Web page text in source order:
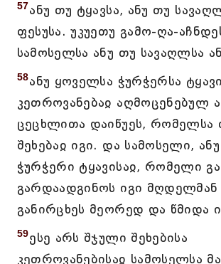
57ანუ თუ ტყავსა, ანუ თუ
ფესუსა. უკუეთუ გამო-ღა-
სამოსელსა ანუ თუ სავაღლსა
58ანუ ყოველსა ჭურჭერსა
კეთროვანებაჲ აღმოცენებულ
ცეცხლითა დაიწუეს, რომელსა
შეხებაჲ იგი. და სამოსელი,
ჭურჭერი ტყავისაჲ, რომელი
გარდაადგინოს იგი მღდელმან
განირცხეს მეორედ და წმიდა
59ესე არს შჯული შეხებისა
კეთროვანებისაჲ სამოსელსა